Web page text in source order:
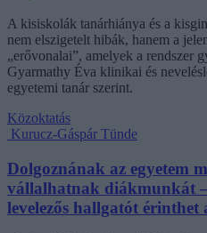
A kisiskolák tanárhiánya és a
nem elszigetelt hibák, hanem a
„erővonalai”, amelyek a rendszer
Gyarmathy Éva klinikai és
egyetemi tanár szerint.
Közoktatás
Kurucz-Gáspár Tünde
Dolgoznának az egyetem
vállalhatnak diákmunkát
levelezős hallgatót érinthet